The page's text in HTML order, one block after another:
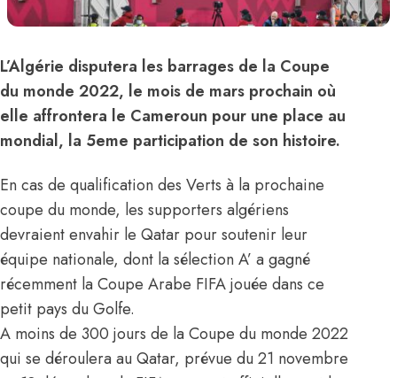
L’Algérie disputera les barrages de la Coupe
du monde 2022, le mois de mars prochain où
elle affrontera le Cameroun pour une place au
mondial, la 5eme participation de son histoire.
En cas de qualification des Verts à la prochaine
coupe du monde, les supporters algériens
devraient envahir le Qatar pour soutenir leur
équipe nationale, dont la sélection A’ a gagné
récemment la Coupe Arabe FIFA jouée dans ce
petit pays du Golfe.
A moins de 300 jours de la Coupe du monde 2022
qui se déroulera au Qatar, prévue du 21 novembre